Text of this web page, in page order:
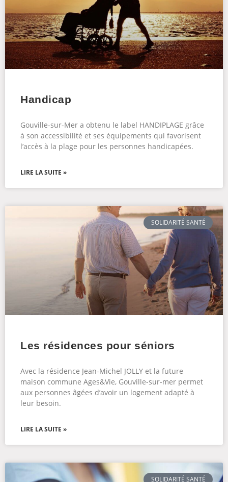
Handicap
Gouville-sur-Mer a obtenu le label HANDIPLAGE grâce
à son accessibilité et ses équipements qui favorisent
l’accès à la plage pour les personnes handicapées.
LIRE LA SUITE »
SOLIDARITÉ SANTÉ
Les résidences pour séniors
Avec la résidence Jean-Michel JOLLY et la future
maison commune Ages&Vie, Gouville-sur-mer permet
aux personnes âgées d’avoir un logement adapté à
leur besoin.
LIRE LA SUITE »
SOLIDARITÉ SANTÉ